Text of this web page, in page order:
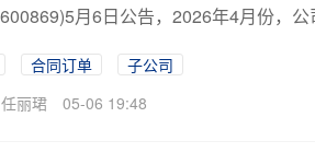
月6日公告，2026年4月份，
合同订单
子公司
任丽珺 05-06 19:48